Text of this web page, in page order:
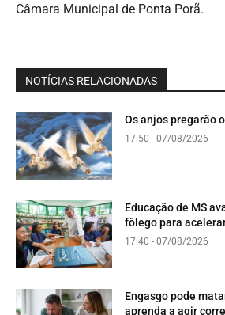
Câmara Municipal de Ponta Porã.
NOTÍCIAS RELACIONADAS
Os anjos pregarão
17:50 - 07/08/2026
Educação de MS
fôlego para
17:40 - 07/08/2026
Engasgo pode
aprenda a agir